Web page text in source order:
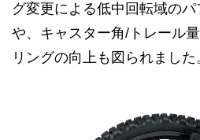
グ変更による低中回転域の
や、キャスター角/トレール
リングの向上も図られました